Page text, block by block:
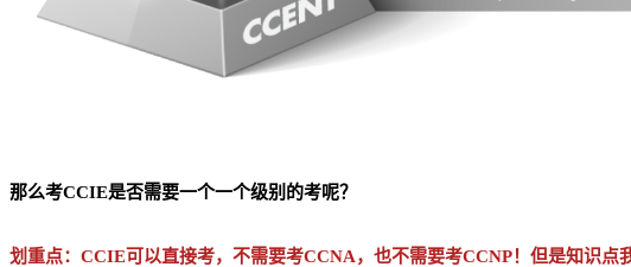
那么考CCIE是否需要一个一个级别的考呢？
划重点：CCIE可以直接考，不需要考CCNA，也不需要考CCNP！但是知识点